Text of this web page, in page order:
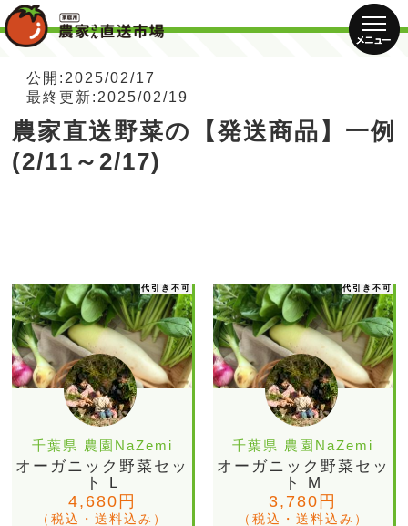
公開:2025/02/17
最終更新:2025/02/19
農家直送野菜の【発送商品】一例
(2/11～2/17)
代引き不可
千葉県 農園NaZemi
オーガニック野菜セッ
ト L
4,680円
（税込・送料込み）
代引き不可
千葉県 農園NaZemi
オーガニック野菜セッ
ト M
3,780円
（税込・送料込み）